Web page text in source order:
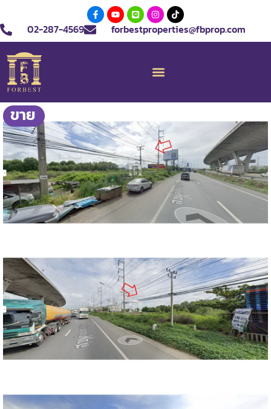
02-287-4569 forbestproperties@fbprop.com
ขาย